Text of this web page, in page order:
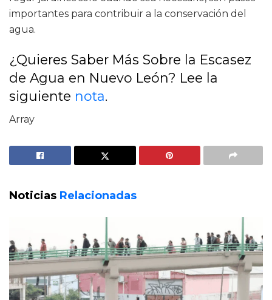
importantes para contribuir a la conservación del
agua.
¿Quieres Saber Más Sobre la Escasez
de Agua en Nuevo León? Lee la
siguiente nota.
Array
Noticias Relacionadas